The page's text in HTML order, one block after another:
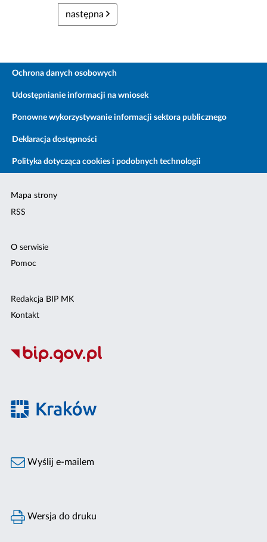
następna
Ochrona danych osobowych
Udostępnianie informacji na wniosek
Ponowne wykorzystywanie informacji sektora publicznego
Deklaracja dostępności
Polityka dotycząca cookies i podobnych technologii
Mapa strony
RSS
O serwisie
Pomoc
Redakcja BIP MK
Kontakt
Wyślij e-mailem
Wersja do druku